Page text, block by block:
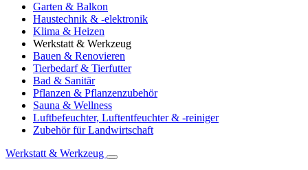
Garten & Balkon
Haustechnik & -elektronik
Klima & Heizen
Werkstatt & Werkzeug
Bauen & Renovieren
Tierbedarf & Tierfutter
Bad & Sanitär
Pflanzen & Pflanzenzubehör
Sauna & Wellness
Luftbefeuchter, Luftentfeuchter & -reiniger
Zubehör für Landwirtschaft
Werkstatt & Werkzeug